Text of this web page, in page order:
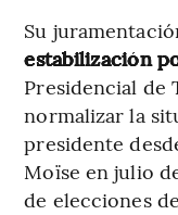
Su
estabilización
Presidencial de
normalizar la
presidente
Moïse en julio
de elecciones